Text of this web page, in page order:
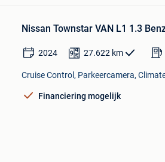
Nissan Townstar VAN L1 1.3
2024 27.622 km
Cruise Control, Parkeercamera,
Financiering mogelijk